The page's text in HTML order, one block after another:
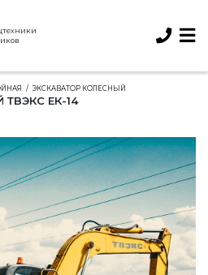
ЭКСКАВАТОР КОЛЕСНЫЙ
ЕК-14